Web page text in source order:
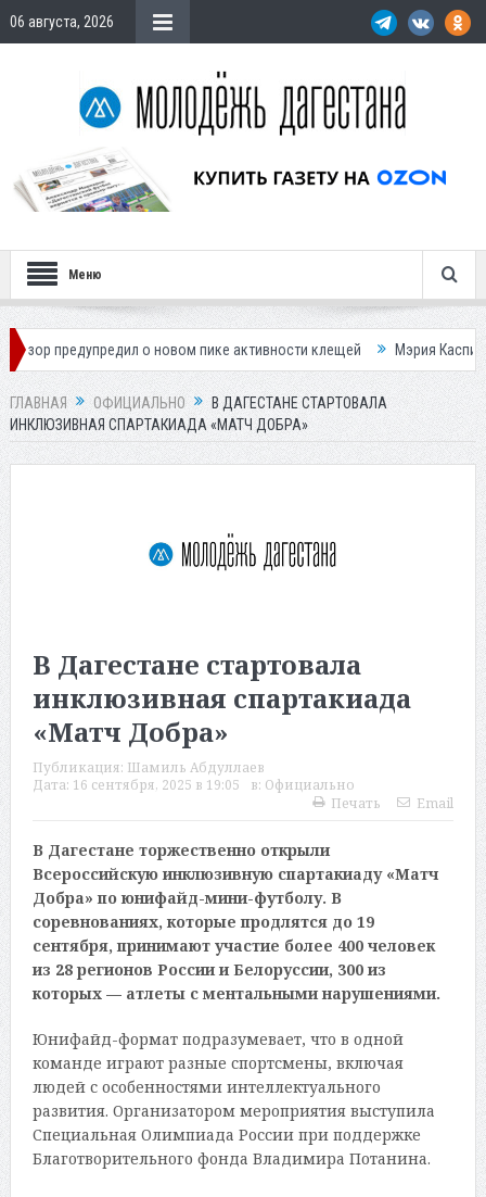
06 августа, 2026
Меню
о новом пике активности клещей Мэрия Каспийска
ГЛАВНАЯ ОФИЦИАЛЬНО
В ДАГЕСТАНЕ СТАРТОВАЛА
ИНКЛЮЗИВНАЯ СПАРТАКИАДА «МАТЧ ДОБРА»
В Дагестане стартовала
инклюзивная спартакиада
«Матч Добра»
Публикация: Шамиль Абдуллаев
Дата: 16 сентября, 2025 в 19:05 в: Официально
Печать
Email
В Дагестане торжественно открыли
Всероссийскую инклюзивную спартакиаду «Матч
Добра» по юнифайд-мини-футболу. В
соревнованиях, которые продлятся до 19
сентября, принимают участие более 400 человек
из 28 регионов России и Белоруссии, 300 из
которых — атлеты с ментальными нарушениями.
Юнифайд-формат подразумевает, что в одной
команде играют разные спортсмены, включая
людей с особенностями интеллектуального
развития. Организатором мероприятия выступила
Специальная Олимпиада России при поддержке
Благотворительного фонда Владимира Потанина.